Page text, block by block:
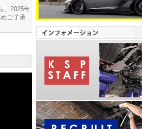
、2025年
ご了承